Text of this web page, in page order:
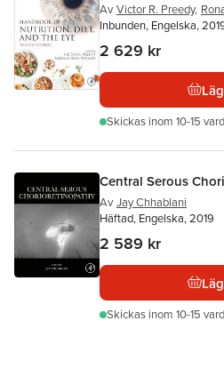
Av Victor R. Preedy,
Inbunden, Engelska,
2 629 kr
Skickas inom 10-15
Central Serous
Av Jay Chhablani
Häftad, Engelska, 2019
2 589 kr
Skickas inom 10-15